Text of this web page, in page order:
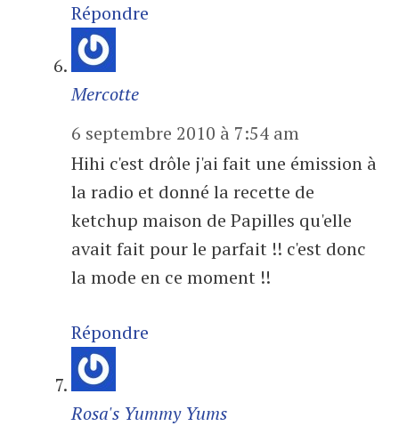
Répondre
Mercotte
6 septembre 2010 à 7:54 am
Hihi c'est drôle j'ai fait une émission à
la radio et donné la recette de
ketchup maison de Papilles qu'elle
avait fait pour le parfait !! c'est donc
la mode en ce moment !!
Répondre
Rosa's Yummy Yums